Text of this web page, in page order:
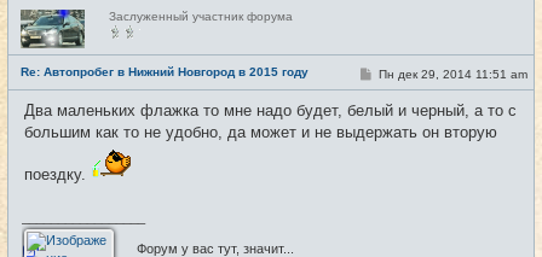
Н
е
в
с
е
т
и
Заслуженный участник форума
Re: Автопробег в Нижний Новгород в 2015 году #29
С
о
б
щ
е
Пн дек 29, 2014 11:51 am
Два маленьких флажка то мне надо будет, белый и черный, а то с
большим как то не удобно, да может и не выдержать он вторую
поездку.
Форум у вас тут, значит...